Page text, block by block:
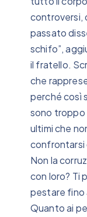
controversi,
passato
schifo”,
il fratello.
che
perché così
sono troppo
ultimi che
confrontarsi
Non la
con loro? Ti
pestare fino
Quanto ai